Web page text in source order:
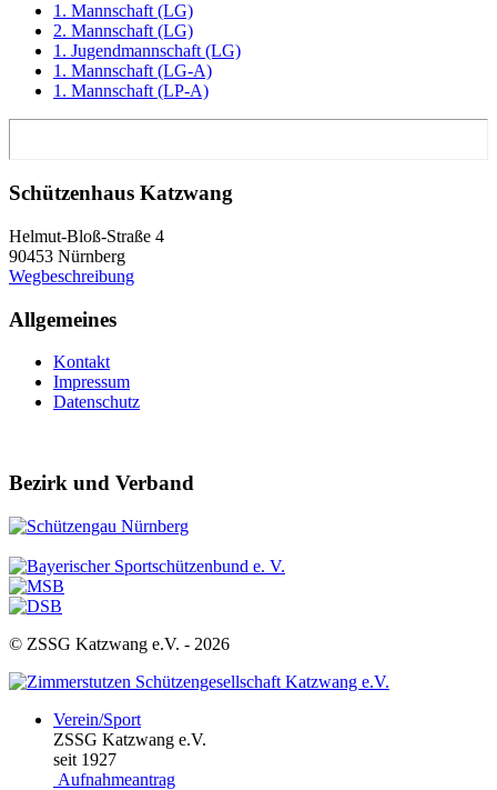
1. Mannschaft (LG)
2. Mannschaft (LG)
1. Jugendmannschaft (LG)
1. Mannschaft (LG-A)
1. Mannschaft (LP-A)
Schützenhaus Katzwang
Helmut-Bloß-Straße 4
90453 Nürnberg
Wegbeschreibung
Allgemeines
Kontakt
Impressum
Datenschutz
Bezirk und Verband
© ZSSG Katzwang e.V. - 2026
Verein/Sport
ZSSG Katzwang e.V.
seit 1927
Aufnahmeantrag